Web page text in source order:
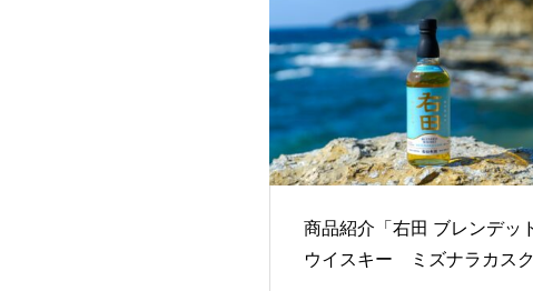
商品紹介「右田 ブレンデッ
ウイスキー ミズナラカスク